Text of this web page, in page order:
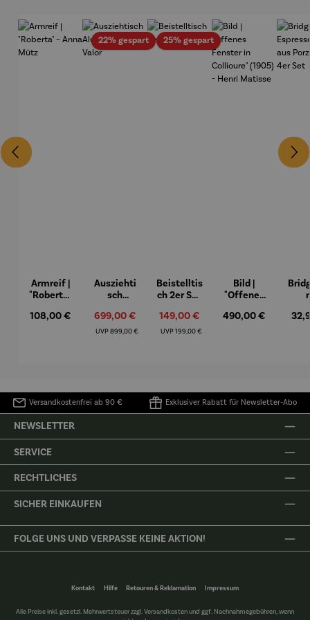
Armreif |
"Roberta"
Mütz
Regulärer Preis:
108,00 €
22% gespartRabatt
Ausziehti
sch
m – Valor
Verkaufspreis:
699,00 €
UVP Regulärer Preis:
899,00 €
25% gespartRabatt
Beistelltis
ch 2er Set
Verkaufspreis:
149,00 €
UVPRegulärer Preis:
199,00 €
Bild |
"Offenes
Collioure"
Regulärer Preis:
490,00 €
Versandkostenfrei ab 90 € Exklusiver Rabatt für Newsletter-Abo
NEWSLETTER
SERVICE
RECHTLICHES
SICHER EINKAUFEN
FOLGE UNS UND VERPASSE KEINE AKTION!
Kontakt Hilfe Retouren & Reklamation Impressum
Alle Preise inkl. gesetzl. Mehrwertsteuer zzgl. Versandkostenund ggf. Nachnahmegebühren, wenn